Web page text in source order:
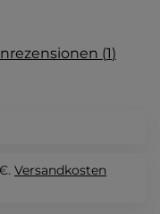
1
Versandkosten